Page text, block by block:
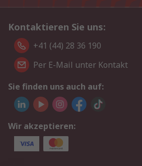
Kontaktieren Sie uns:
+41 (44) 28 36 190
Per E-Mail unter Kontakt
Sie finden uns auch auf:
Wir akzeptieren: